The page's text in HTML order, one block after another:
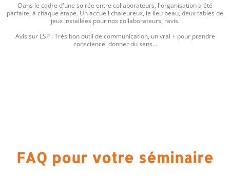
Dans le cadre d'une soirée entre collaborateurs, l'organisation a été
parfaite, à chaque étape. Un accueil chaleureux, le lieu beau, deux tables de
jeux installées pour nos collaborateurs, ravis.
Avis sur LSP : Très bon outil de communication, un vrai + pour prendre
conscience, donner du sens...
FAQ pour votre séminaire